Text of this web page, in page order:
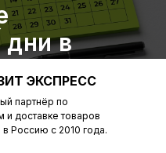
дни в
году
ЭКСПРЕСС
партнёр по
и доставке товаров
в Россию с 2010 года.